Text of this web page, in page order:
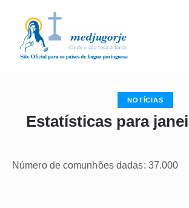
NOTÍCIAS
Estatísticas para
Número de comunhões dadas: 37.000